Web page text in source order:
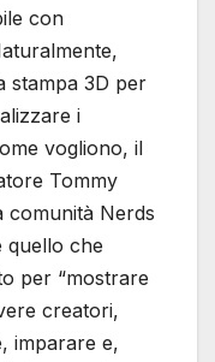
con
stampa 3D per
i
vogliono, il
Tommy
comunità Nerds
quello che
per “mostrare
creatori,
imparare e,